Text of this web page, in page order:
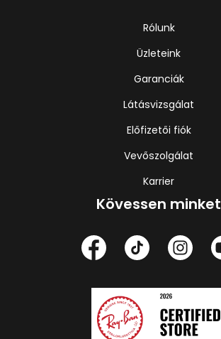
Rólunk
Üzleteink
Garanciák
Látásvizsgálat
Előfizetői fiók
Vevőszolgálat
Karrier
Kövessen minket